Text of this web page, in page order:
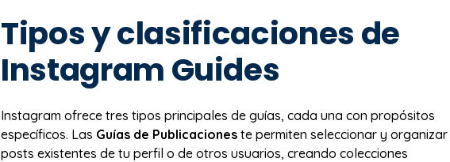
Tipos y clasificaciones de
Instagram Guides
Instagram ofrece tres tipos principales de guías, cada una con propósitos
específicos. Las Guías de Publicaciones te permiten seleccionar y organizar
posts existentes de tu perfil o de otros usuarios, creando colecciones